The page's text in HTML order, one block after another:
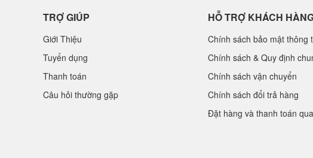
TRỢ GIÚP
Giới Thiệu
Tuyển dụng
Thanh toán
Câu hỏi thường gặp
HỖ TRỢ KHÁCH
Chính sách bảo mật thông
Chính sách & Quy định
Chính sách vận chuyển
Chính sách đổi trả hàng
Đặt hàng và thanh toán